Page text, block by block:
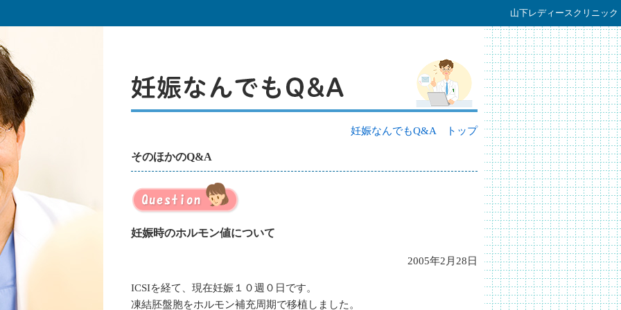
山下レディースクリニック
妊娠なんでもQ&A トップ
そのほかのQ&A
妊娠時のホルモン値について
2005年2月28日
ICSIを経て、現在妊娠１０週０日です。
凍結胚盤胞をホルモン補充周期で移植しました。